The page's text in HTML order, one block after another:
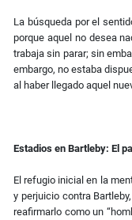
La búsqueda por el
porque aquel no desea
trabaja sin parar; sin
embargo, no estaba
al haber llegado aquel
Estadios en Bartleby: El
El refugio inicial en la
y perjuicio contra
reafirmarlo como un